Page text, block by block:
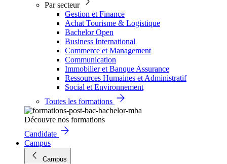
Par secteur
Gestion et Finance
Achat Tourisme & Logistique
Bachelor Open
Business International
Commerce et Management
Communication
Immobilier et Banque Assurance
Ressources Humaines et Administratif
Social et Environnement
Toutes les formations
Découvre nos formations
Candidate
Campus
Campus